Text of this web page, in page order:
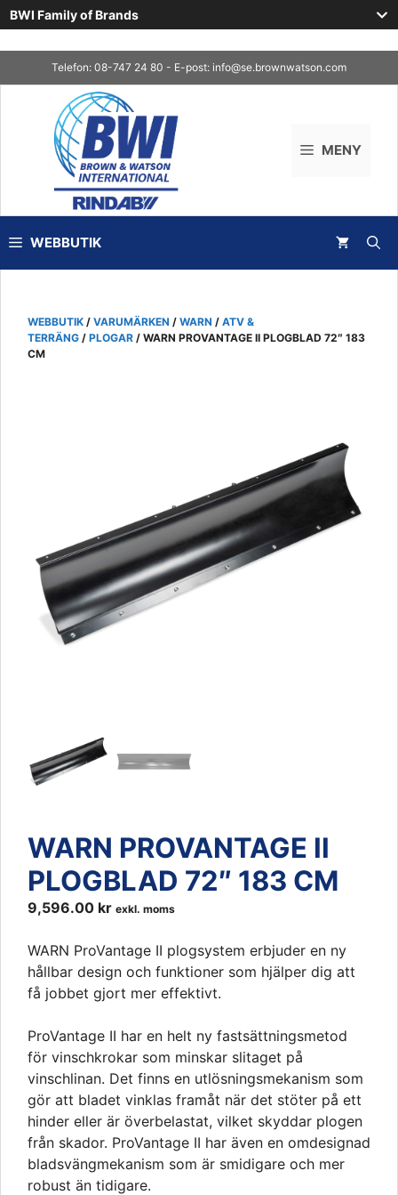
BWI Family of Brands
to
Telefon: 08-747 24 80 - E-post: info@se.brownwatson.com
MENY
WEBBUTIK
WEBBUTIK / VARUMÄRKEN / WARN / ATV &
TERRÄNG / PLOGAR / WARN PROVANTAGE II PLOGBLAD 72″ 183
CM
WARN PROVANTAGE II
PLOGBLAD 72″ 183 CM
9,596.00 kr exkl. moms
WARN ProVantage II plogsystem erbjuder en ny
hållbar design och funktioner som hjälper dig att
få jobbet gjort mer effektivt.
ProVantage II har en helt ny fastsättningsmetod
för vinschkrokar som minskar slitaget på
vinschlinan. Det finns en utlösningsmekanism som
gör att bladet vinklas framåt när det stöter på ett
hinder eller är överbelastat, vilket skyddar plogen
från skador. ProVantage II har även en omdesignad
bladsvängmekanism som är smidigare och mer
robust än tidigare.